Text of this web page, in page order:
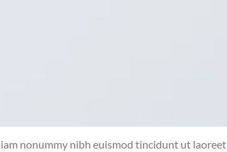
nonummy nibh euismod tincidunt ut laoreet